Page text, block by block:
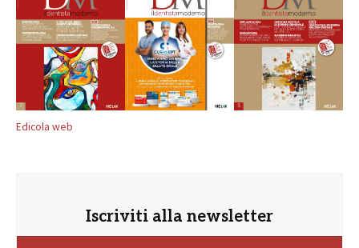
Edicola web
Iscriviti alla newsletter